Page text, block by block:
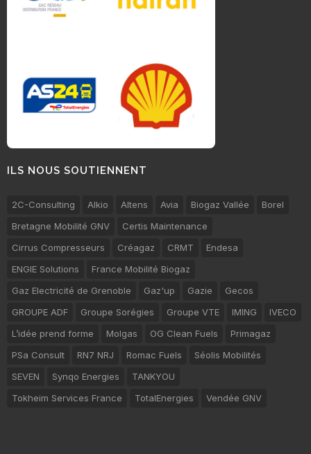
ILS NOUS SOUTIENNENT
2C-Consulting Alkio Altens Avia Biogaz Vallée
Borel
Bretagne Mobilité GNV
Certis Maintenance
Cirrus Compresseurs
Créagaz CRMT
Endesa
ENGIE Solutions
France Mobilité Biogaz
Gaz Electricité de Grenoble
Gaz'up Gazie
Gecos
GROUPE ADF
Groupe Sorégies Groupe VTE IMING
IVECO
L’idée prend forme
Molgas OG Clean Fuels
Primagaz
PSa Consult
RN7 NRJ Romac Fuels
Séolis Mobilités
SEVEN
Synqo Energies
TANKYOU
Tokheim Services France
TotalEnergies Vendée GNV